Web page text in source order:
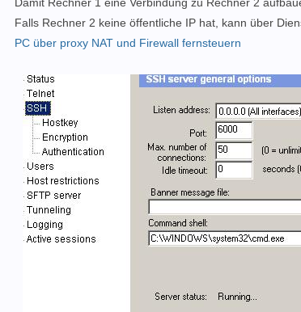
Falls Rechner 2 keine öffentliche IP hat, kann über
PC über proxy NAT und Firewall fernsteuern